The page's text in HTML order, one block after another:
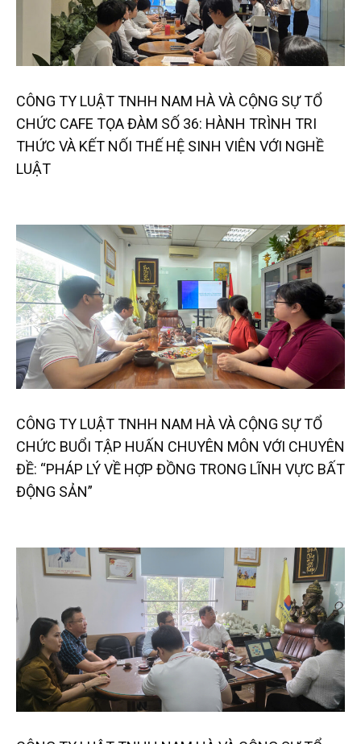
CÔNG TY LUẬT TNHH NAM HÀ VÀ CỘNG SỰ TỔ
CHỨC CAFE TỌA ĐÀM SỐ 36: HÀNH TRÌNH TRI
THỨC VÀ KẾT NỐI THẾ HỆ SINH VIÊN VỚI NGHỀ
LUẬT
CÔNG TY LUẬT TNHH NAM HÀ VÀ CỘNG SỰ TỔ
CHỨC BUỔI TẬP HUẤN CHUYÊN MÔN VỚI CHUYÊN
ĐỀ: “PHÁP LÝ VỀ HỢP ĐỒNG TRONG LĨNH VỰC BẤT
ĐỘNG SẢN”